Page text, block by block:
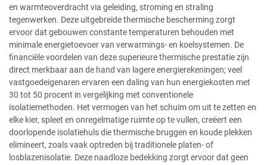
en warmteoverdracht via geleiding, stroming en straling
tegenwerken. Deze uitgebreide thermische bescherming zorgt
ervoor dat gebouwen constante temperaturen behouden met
minimale energietoevoer van verwarmings- en koelsystemen. De
financiële voordelen van deze superieure thermische prestatie zijn
direct merkbaar aan de hand van lagere energierekeningen; veel
vastgoedeigenaren ervaren een daling van hun energiekosten met
30 tot 50 procent in vergelijking met conventionele
isolatiemethoden. Het vermogen van het schuim om uit te zetten en
elke kier, spleet en onregelmatige ruimte op te vullen, creëert een
doorlopende isolatiehuls die thermische bruggen en koude plekken
elimineert, zoals vaak optreden bij traditionele platen- of
losblazenisolatie. Deze naadloze bedekking zorgt ervoor dat geen